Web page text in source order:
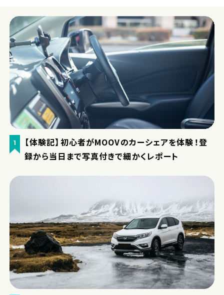
1
【体験記】初心者がMOOVのカーシェアを体験！登
録から当日まで写真付きで細かくレポート